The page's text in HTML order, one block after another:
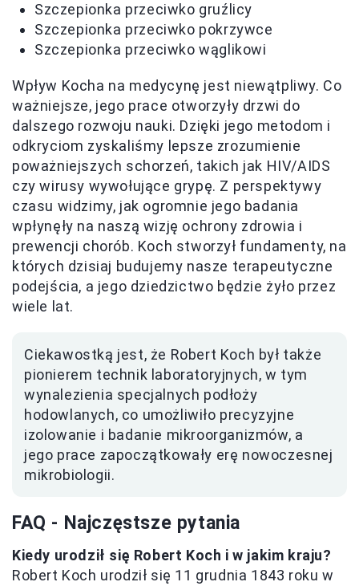
Szczepionka przeciwko gruźlicy
Szczepionka przeciwko pokrzywce
Szczepionka przeciwko wąglikowi
Wpływ Kocha na medycynę jest niewątpliwy. Co
ważniejsze, jego prace otworzyły drzwi do
dalszego rozwoju nauki. Dzięki jego metodom i
odkryciom zyskaliśmy lepsze zrozumienie
poważniejszych schorzeń, takich jak HIV/AIDS
czy wirusy wywołujące grypę. Z perspektywy
czasu widzimy, jak ogromnie jego badania
wpłynęły na naszą wizję ochrony zdrowia i
prewencji chorób. Koch stworzył fundamenty, na
których dzisiaj budujemy nasze terapeutyczne
podejścia, a jego dziedzictwo będzie żyło przez
wiele lat.
Ciekawostką jest, że Robert Koch był także
pionierem technik laboratoryjnych, w tym
wynalezienia specjalnych podłoży
hodowlanych, co umożliwiło precyzyjne
izolowanie i badanie mikroorganizmów, a
jego prace zapoczątkowały erę nowoczesnej
mikrobiologii.
FAQ - Najczęstsze pytania
Kiedy urodził się Robert Koch i w jakim kraju?
Robert Koch urodził się 11 grudnia 1843 roku w